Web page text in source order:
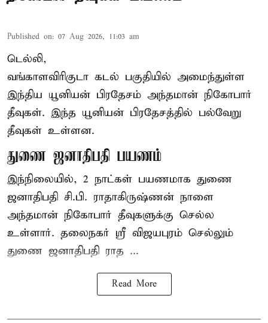
Published on: 07 Aug 2026, 11:03 am
டெல்லி,
வங்காளவிரிகுடா கடல் பகுதியில் அமைந்துள்ள
இந்திய யூனியன் பிரதேசம் அந்தமான் நிகோபார்
தீவுகள். இந்த யூனியன் பிரதேசத்தில் பல்வேறு
தீவுகள் உள்ளன.
துணை ஜனாதிபதி பயணம்
இந்நிலையில், 2 நாட்கள் பயணமாக துணை
ஜனாதிபதி சி.பி. ராதாகிருஷ்ணன் நாளை
அந்தமான் நிகோபார் தீவுகளுக்கு செல்ல
உள்ளார். தலைநகர் ஸ்ரீ விஜயபுரம் செல்லும்
துணை ஜனாதிபதி ராத ...
Read More